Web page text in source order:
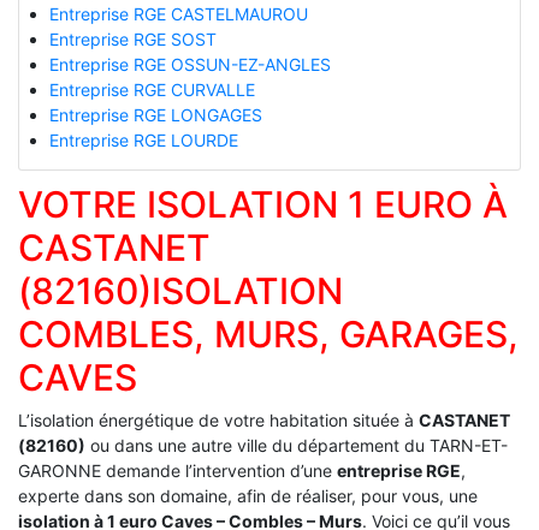
Entreprise RGE CASTELMAUROU
Entreprise RGE SOST
Entreprise RGE OSSUN-EZ-ANGLES
Entreprise RGE CURVALLE
Entreprise RGE LONGAGES
Entreprise RGE LOURDE
VOTRE ISOLATION 1 EURO À
CASTANET
(82160)ISOLATION
COMBLES, MURS, GARAGES,
CAVES
L’isolation énergétique de votre habitation située à CASTANET
(82160) ou dans une autre ville du département du TARN-ET-
GARONNE demande l’intervention d’une entreprise RGE,
experte dans son domaine, afin de réaliser, pour vous, une
isolation à 1 euro Caves – Combles – Murs. Voici ce qu’il vous